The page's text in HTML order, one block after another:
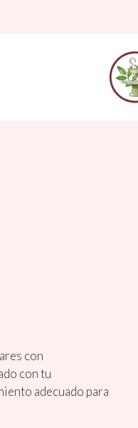
con
con tu
adecuado para